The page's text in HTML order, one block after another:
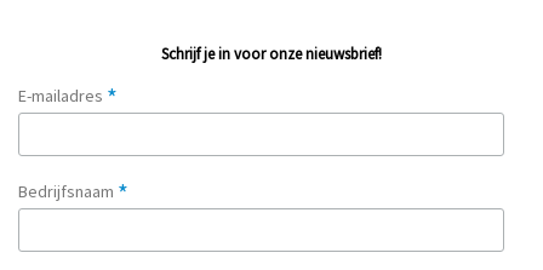
Schrijf je in voor onze nieuwsbrief!
E-mailadres *
Bedrijfsnaam *